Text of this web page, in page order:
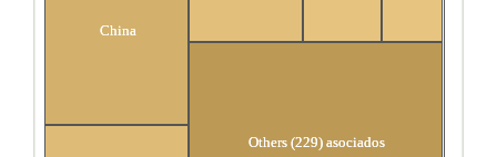
China
Others (229) asociados